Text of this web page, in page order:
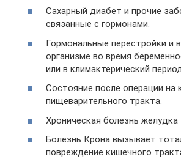
Сахарный диабет и прочие
связанные с гормонами.
Гормональные перестройки и
организме во время
или в климактерический
Состояние после операции на
пищеварительного тракта.
Хроническая болезнь желудка
Болезнь Крона вызывает
повреждение кишечного